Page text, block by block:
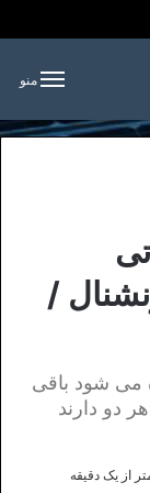
منو
/
می شود باقی
دو دارند
از یک دقیقه